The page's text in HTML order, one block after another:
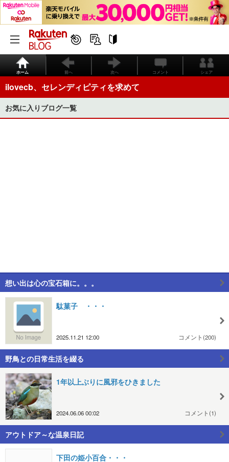
ホーム 前へ 次へ コメント シェア
ilovecb、セレンディピティを求めて
お気に入りブログ一覧
想い出は心の宝石箱に。。。
駄菓子 ・・・
2025.11.21 12:00 コメント(200)
野鳥との日常生活を綴る
1年以上ぶりに風邪をひきました
2024.06.06 00:02 コメント(1)
アウトドア～な温泉日記
下田の姫小百合・・・